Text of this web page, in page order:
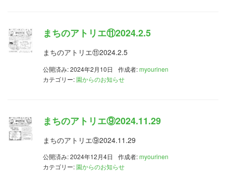
まちのアトリエ⑪2024.2.5
まちのアトリエ⑪2024.2.5
公開済み: 2024年2月10日 作成者:myourinen
カテゴリー:園からのお知らせ
まちのアトリエ⑨2024.11.29
まちのアトリエ⑨2024.11.29
公開済み: 2024年12月4日 作成者:myourinen
カテゴリー:園からのお知らせ